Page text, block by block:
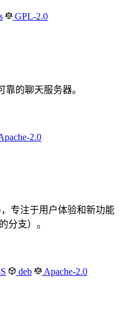
GPL-2.0
靠的聊天服务器。
2.0
专注于用户体验和新功能
分支）。
deb Apache-2.0